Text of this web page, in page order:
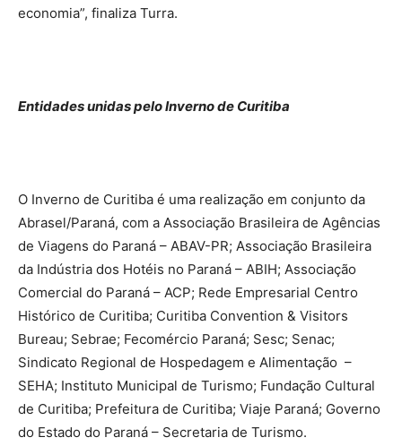
economia”, finaliza Turra.
Entidades unidas pelo Inverno de Curitiba
O Inverno de Curitiba é uma realização em conjunto da
Abrasel/Paraná, com a Associação Brasileira de Agências
de Viagens do Paraná – ABAV-PR; Associação Brasileira
da Indústria dos Hotéis no Paraná – ABIH; Associação
Comercial do Paraná – ACP; Rede Empresarial Centro
Histórico de Curitiba; Curitiba Convention & Visitors
Bureau; Sebrae; Fecomércio Paraná; Sesc; Senac;
Sindicato Regional de Hospedagem e Alimentação –
SEHA; Instituto Municipal de Turismo; Fundação Cultural
de Curitiba; Prefeitura de Curitiba; Viaje Paraná; Governo
do Estado do Paraná – Secretaria de Turismo.